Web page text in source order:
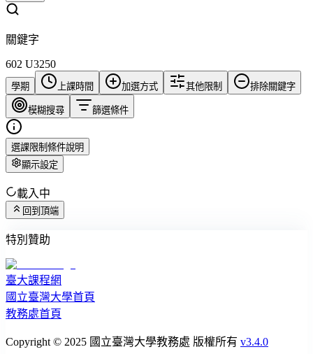
關鍵字
602 U3250
學期 上課時間 加選方式 其他限制 排除關鍵字
模糊搜尋 篩選條件
選課限制條件說明
顯示設定
載入中
回到頂端
特別贊助
臺大課程網
國立臺灣大學首頁
教務處首頁
Copyright © 2025 國立臺灣大學教務處 版權所有 v3.4.0